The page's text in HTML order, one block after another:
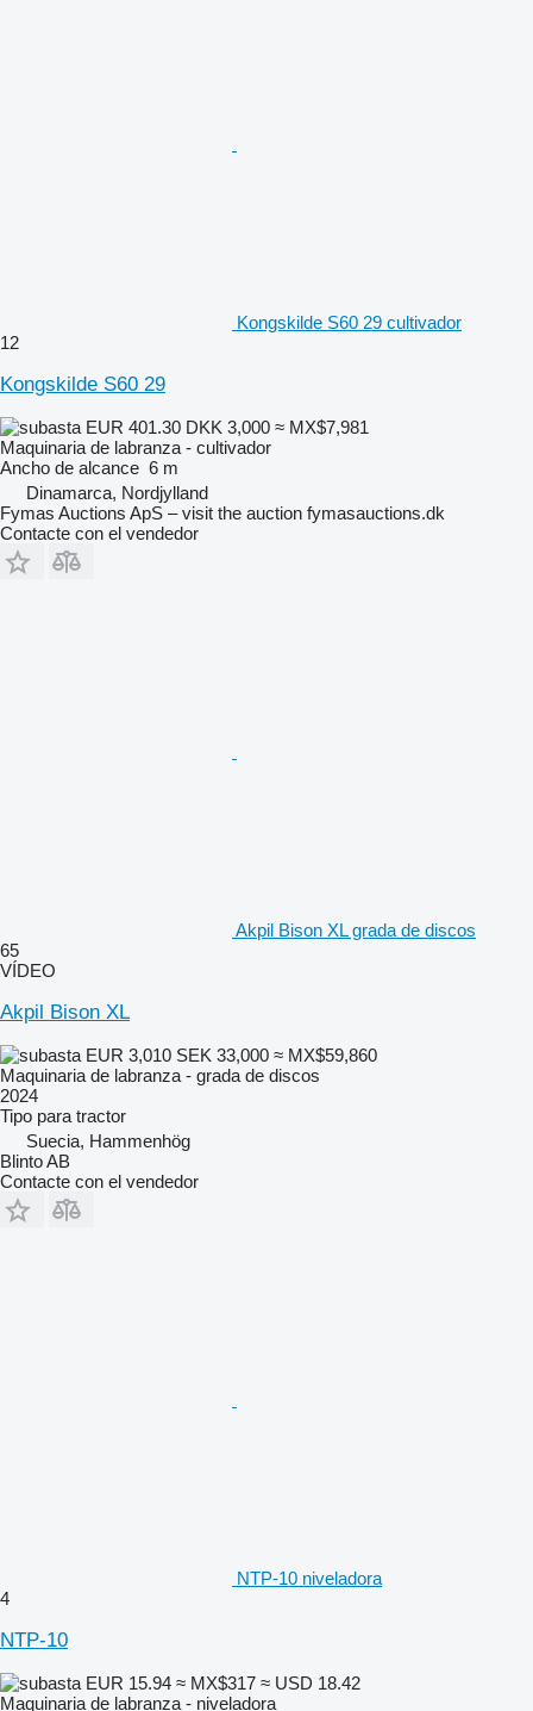
Kongskilde S60 29 cultivador
12
Kongskilde S60 29
EUR 401.30 DKK 3,000 ≈ MX$7,981
Maquinaria de labranza - cultivador
Ancho de alcance 6 m
Dinamarca, Nordjylland
Fymas Auctions ApS – visit the auction fymasauctions.dk
Contacte con el vendedor
Akpil Bison XL grada de discos
65
VÍDEO
Akpil Bison XL
EUR 3,010 SEK 33,000 ≈ MX$59,860
Maquinaria de labranza - grada de discos
2024
Tipo para tractor
Suecia, Hammenhög
Blinto AB
Contacte con el vendedor
NTP-10 niveladora
4
NTP-10
EUR 15.94 ≈ MX$317 ≈ USD 18.42
Maquinaria de labranza - niveladora